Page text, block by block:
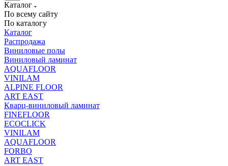
Каталог
По всему сайту
По каталогу
Каталог
Распродажа
Виниловые полы
Виниловый ламинат
AQUAFLOOR
VINILAM
ALPINE FLOOR
ART EAST
Кварц-виниловый ламинат
FINEFLOOR
ECOCLICK
VINILAM
AQUAFLOOR
FORBO
ART EAST